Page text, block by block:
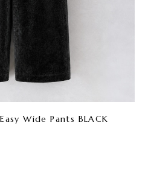
Wide Pants BLACK